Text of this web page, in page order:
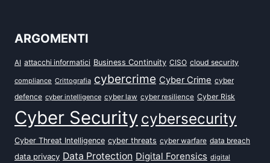
ARGOMENTI
AI attacchi informatici Business Continuity CISO cloud security
compliance Crittografia cybercrime Cyber Crime cyber
defence cyber intelligence cyber law cyber resilience Cyber Risk
Cyber Security cybersecurity
Cyber Threat Intelligence cyber threats cyber warfare data breach
data privacy Data Protection Digital Forensics digital